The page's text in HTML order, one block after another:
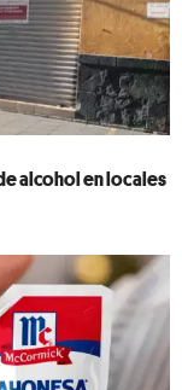
alcohol en locales